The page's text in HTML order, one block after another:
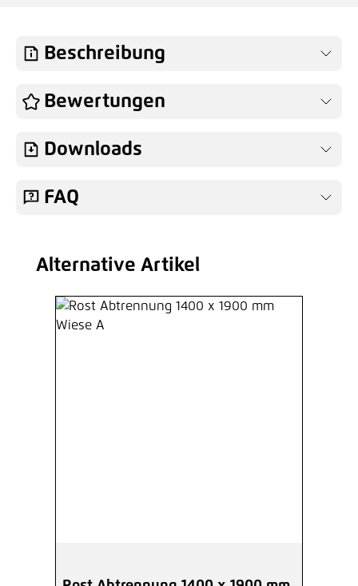
Beschreibung
Bewertungen
Downloads
FAQ
Produktgalerie überspringen
Alternative Artikel